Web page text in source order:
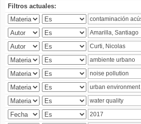
Filtros actuales: